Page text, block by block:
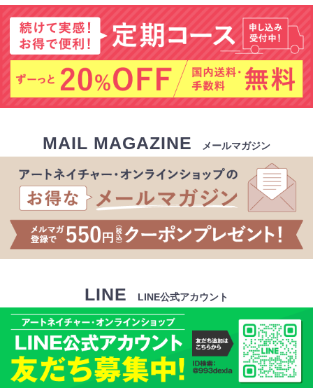
MAIL MAGAZINE メールマガジン
LINE LINE公式アカウント